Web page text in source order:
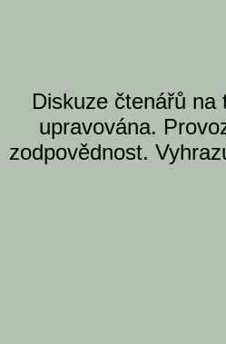
Diskuze čtenářů
upravována.
zodpovědnost.